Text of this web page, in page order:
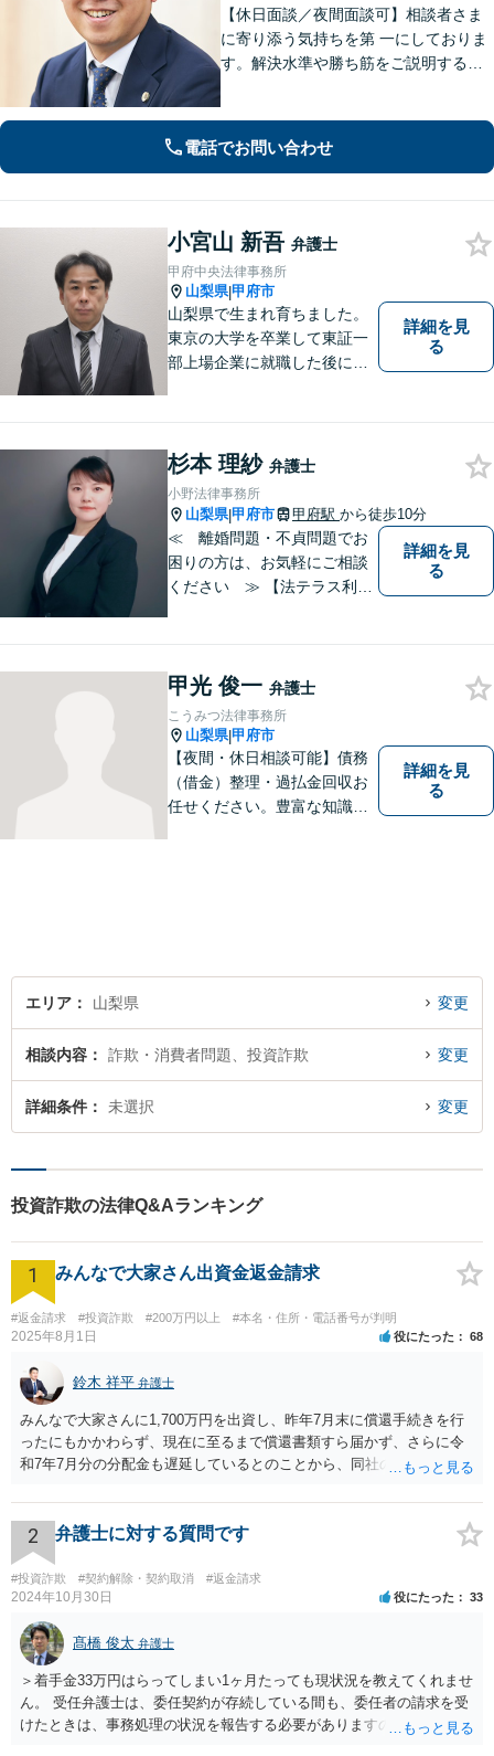
【休日面談／夜間面談可】相談者さま
に寄り添う気持ちを第 一にしておりま
す。解決水準や勝ち筋をご説明する際
も、ぜひご相談ください。
電話でお問い合わせ
小宮山 新吾 弁護士
甲府中央法律事務所
山梨県|甲府市
山梨県で生まれ育ちました。
東京の大学を卒業して東証一
部上場企業に就職した後に司
に弁護士登録した後は、山梨
県内を中心に様々な案件を取
り扱ってきました。
詳細を見
る
杉本 理紗 弁護士
小野法律事務所
山梨県|甲府市 甲府駅 から徒歩10分
≪ 離婚問題・不貞問題でお
困りの方は、お気軽にご相談
ください ≫ 【法テラス利用
護士には、守秘義務がありま
すので、ご安心してご相談を
いただければと思います。
詳細を見
る
甲光 俊一 弁護士
こうみつ法律事務所
山梨県|甲府市
【夜間・休日相談可能】債務
（借金）整理・過払金回収お
任せください。豊富な知識・
詳細を見
る
エリア 山梨県 変更
相談内容 詐欺・消費者問題、投資詐欺 変更
詳細条件 未選択 変更
投資詐欺の法律Q&Aランキング
1 みんなで大家さん出資金返金請求
#返金請求 #投資詐欺 #200万円以上 #本名・住所・電話番号が判明
2025年8月1日 役にたった 68
鈴木 祥平 弁護士
みんなで大家さんに1,700万円を出資し、昨年7月末に償還手続きを行
ったにもかかわらず、現在に至るまで償還書類すら届かず、さらに令
和7年7月分の分配金も遅延しているとのことから、同社の資金繰りは
のような状況では、放置すれば債権回収が困難となるおそれがあり、
弁護士を入れて早期に対応する必要があります。 本件は、明らかに弁
護士を入れて対応すべき事案です。内容証明郵便により返還請求の意
思表示を行い、応答がなければ訴訟提起や仮差押え等の法的措置をと
るべきです。相手方であるみんなで大家さんは、令和5年6月に金融庁
より業務停止命令を受けており、集団投資スキームに関する法令違反
の疑いも報道されています。返還に応じる余力が今後失われるおそれ
もあるため、他の債権者に先んじて請求手続を行うことが重要です。
弁護士選任については、大阪に所在する相手方企業であっても、現在
は全国の弁護士がウェブ面談・電子手続等で対応可能です。実際、当
職もみんなで大家さんに関する出資金返還請求について対応実績があ
2 弁護士に対する質問です
#投資詐欺 #契約解除・契約取消 #返金請求
2024年10月30日 役にたった 33
髙橋 俊太 弁護士
＞着手金33万円はらってしまい1ヶ月たっても現状況を教えてくれませ
ん。 受任弁護士は、委任契約が存続している間も、委任者の請求を受
けたときは、事務処理の状況を報告する必要がありますので（民法６